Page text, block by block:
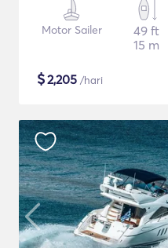
Motor Sailer
49 ft
15 m
$2,205 /hari